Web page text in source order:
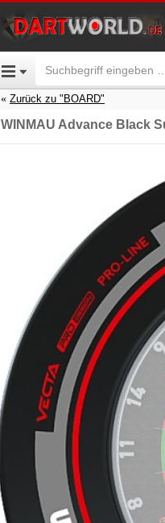
Zurück zu "BOARD"
WINMAU Advance Black